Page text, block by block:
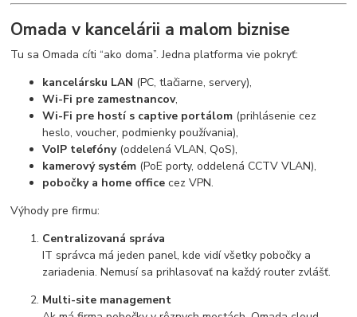
Omada v kancelárii a malom biznise
Tu sa Omada cíti “ako doma”. Jedna platforma vie pokryť:
kancelársku LAN (PC, tlačiarne, servery),
Wi-Fi pre zamestnancov,
Wi-Fi pre hostí s captive portálom (prihlásenie cez
heslo, voucher, podmienky používania),
VoIP telefóny(oddelená VLAN, QoS),
kamerový systém (PoE porty, oddelená CCTV VLAN),
pobočky a home office cez VPN.
Výhody pre firmu:
Centralizovaná správa
IT správca má jeden panel, kde vidí všetky pobočky a
zariadenia. Nemusí sa prihlasovať na každý router zvlášť.
Multi-site management